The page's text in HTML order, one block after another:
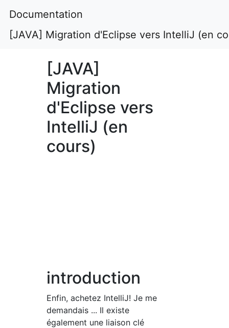
Documentation
[JAVA] Migration d'Eclipse vers IntelliJ (en
[JAVA]
Migration
d'Eclipse vers
IntelliJ (en
cours)
introduction
Enfin, achetez IntelliJ! Je me
demandais ... Il existe
également une liaison clé